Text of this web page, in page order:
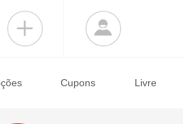
Cupons Livre